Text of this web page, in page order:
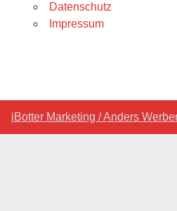
Datenschutz
Impressum
iBotter Marketing / Anders